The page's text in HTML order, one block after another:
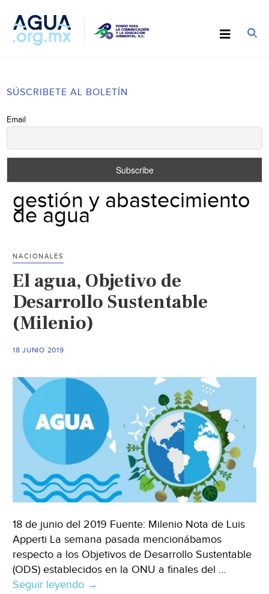
SÚSCRIBETE AL BOLETÍN
Email
gestión y abastecimiento
de agua
NACIONALES
El agua, Objetivo de
Desarrollo Sustentable
(Milenio)
18 JUNIO 2019
18 de junio del 2019 Fuente: Milenio Nota de Luis
Apperti La semana pasada mencionábamos
respecto a los Objetivos de Desarrollo Sustentable
(ODS) establecidos en la ONU a finales del …
Seguir leyendo El
→